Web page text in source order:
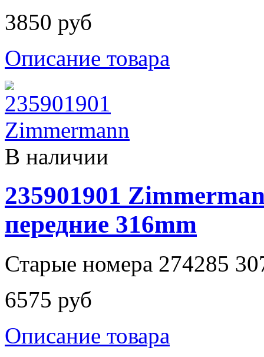
3850 руб
Описание товара
В наличии
235901901
передние 316mm
Старые номера 274285
6575 руб
Описание товара